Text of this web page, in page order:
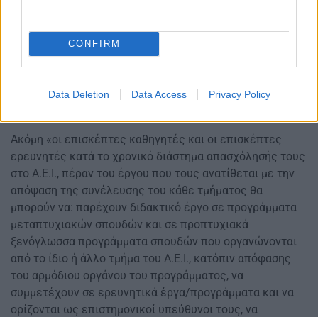
CONFIRM
Data Deletion Data Access Privacy Policy
καθηγητή ή ερευνητή. Η μισθοδοσία επισκεπτών
καθηγητών ή ερευνητών του κάθε ΑΕΙ μπορεί να
Ανθεκτικότητας. Το κόοτος απασχόλησης δεν μπορεί να
Ακόμη «οι επισκέπτες καθηγητές και οι επισκέπτες
ερευνητές κατά το χρονικό διάστημα απασχόλησής τους
στο Α.Ε.Ι., πέραν του έργου που τους ανατίθεται με την
απόψαση της συνέλευσης του κάθε τμήματος θα
μπορούν να: παρέχουν διδακτικό έργο σε προγράμματα
μεταπτυχιακών σπουδών και σε προπτυχιακά
ξενόγλωσσα προγράμματα σπουδών που οργανώνονται
από το ίδιο ή άλλο τμήμα του Α.Ε.Ι., κατόπιν απόφασης
του αρμόδιου οργάνου του προγράμματος, να
συμμετέχουν σε ερευνητικά έργα/προγράμματα και να
ορίζονται ως επιστημονικοί υπεύθυνοι τους, να